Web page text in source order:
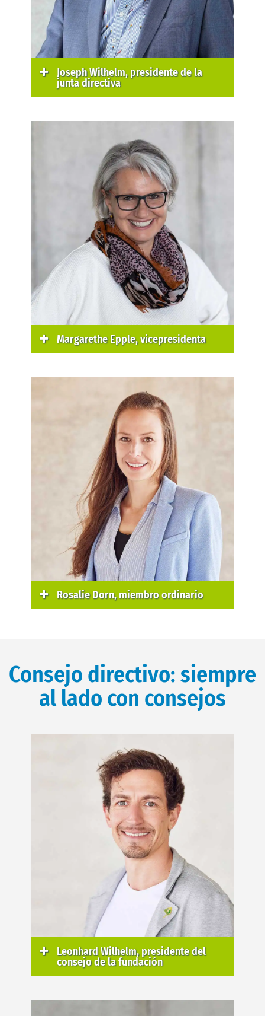
Joseph Wilhelm, presidente de la
junta directiva
Margarethe Epple, vicepresidenta
Rosalie Dorn, miembro ordinario
Consejo directivo: siempre
al lado con consejos
Leonhard Wilhelm, presidente del
consejo de la fundación